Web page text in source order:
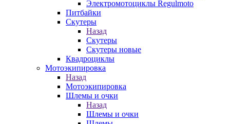
Электромотоциклы Regulmoto
Питбайки
Скутеры
Назад
Скутеры
Скутеры новые
Квадроциклы
Мотоэкипировка
Назад
Мотоэкипировка
Шлемы и очки
Назад
Шлемы и очки